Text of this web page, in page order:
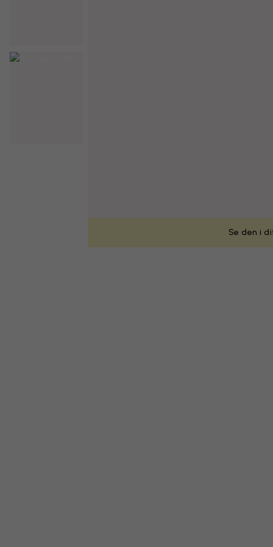
Se den i